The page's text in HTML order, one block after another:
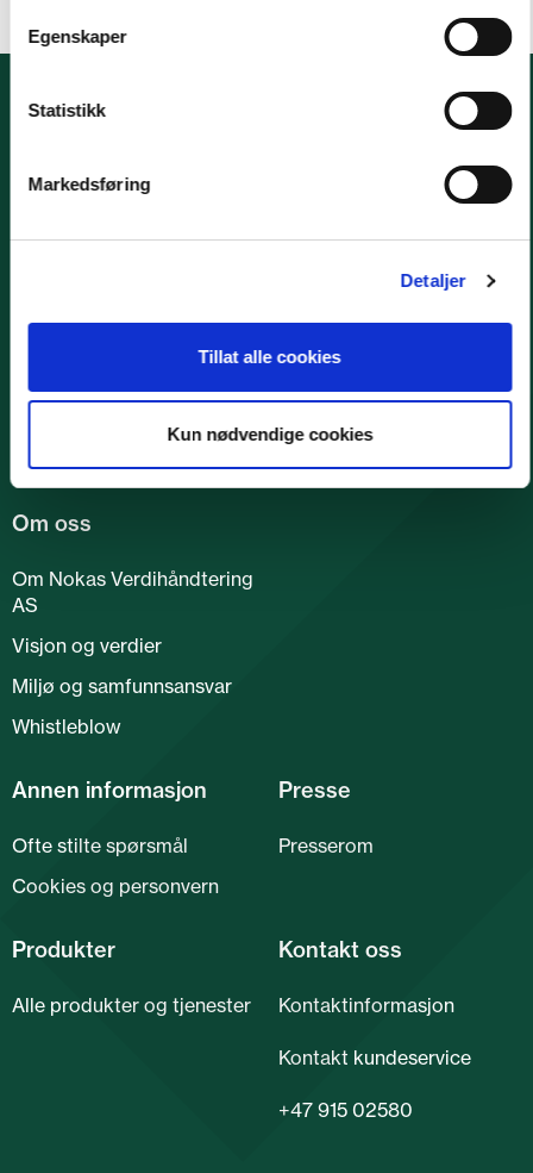
Egenskaper
Statistikk
Markedsføring
Detaljer
Tillat alle cookies
Kun nødvendige cookies
Nokas Verdihåndtering AS er en landsdekkende
leverandør av verdihåndtering til banker, private
Om oss
Om Nokas Verdihåndtering
AS
Visjon og verdier
Miljø og samfunnsansvar
Whistleblow
Annen informasjon
Ofte stilte spørsmål
Cookies og personvern
Presse
Presserom
Produkter
Alle produkter og tjenester
Kontakt oss
Kontaktinformasjon
Kontakt kundeservice
+47 915 02580